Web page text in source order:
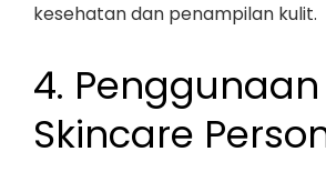
kesehatan dan penampilan kulit.
4. Penggunaan
Skincare